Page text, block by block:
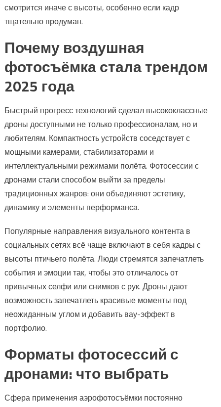
смотрится иначе с высоты, особенно если кадр
тщательно продуман.
Почему воздушная
фотосъёмка стала трендом
2025 года
Быстрый прогресс технологий сделал высококлассные
дроны доступными не только профессионалам, но и
любителям. Компактность устройств соседствует с
мощными камерами, стабилизаторами и
интеллектуальными режимами полёта. Фотосессии с
дронами стали способом выйти за пределы
традиционных жанров: они объединяют эстетику,
динамику и элементы перформанса.
Популярные направления визуального контента в
социальных сетях всё чаще включают в себя кадры с
высоты птичьего полёта. Люди стремятся запечатлеть
события и эмоции так, чтобы это отличалось от
привычных селфи или снимков с рук. Дроны дают
возможность запечатлеть красивые моменты под
неожиданным углом и добавить вау-эффект в
портфолио.
Форматы фотосессий с
дронами: что выбрать
Сфера применения аэрофотосъёмки постоянно